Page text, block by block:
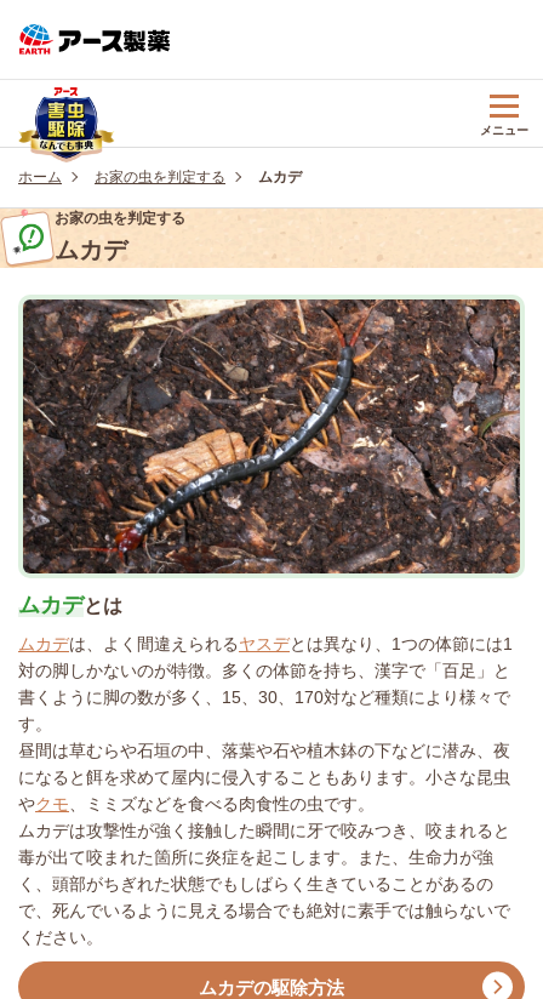
メニュー
ホーム お家の虫を判定する ムカデ
お家の虫を判定する
ムカデ
ムカデとは
ムカデは、よく間違えられるヤスデとは異なり、1つの体節には1
対の脚しかないのが特徴。多くの体節を持ち、漢字で「百足」と
書くように脚の数が多く、15、30、170対など種類により様々で
す。
昼間は草むらや石垣の中、落葉や石や植木鉢の下などに潜み、夜
になると餌を求めて屋内に侵入することもあります。小さな昆虫
やクモ 、ミミズなどを食べる肉食性の虫です。
ムカデは攻撃性が強く接触した瞬間に牙で咬みつき、咬まれると
毒が出て咬まれた箇所に炎症を起こします。また、生命力が強
く、頭部がちぎれた状態でもしばらく生きていることがあるの
で、死んでいるように見える場合でも絶対に素手では触らないで
ください。
ムカデの駆除方法